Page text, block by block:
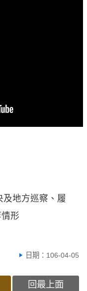
及地方巡察、履
形
日期：106-04-05
回最上面